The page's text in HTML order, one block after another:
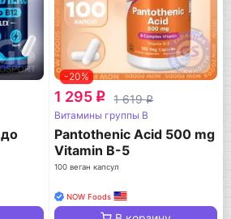
-20%
1 295 q 1 619q
Витамины группы B
Pantothenic Acid 500 mg
Vitamin B-5
100 веган капсул
NOW Foods